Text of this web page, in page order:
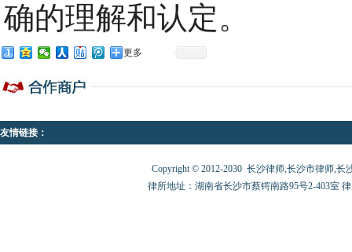
确的理解和认定。
更多
友情链接：
Copyright © 2012-2030 长沙律师,长沙市律师,长
律所地址：湖南省长沙市蔡锷南路95号2-403室